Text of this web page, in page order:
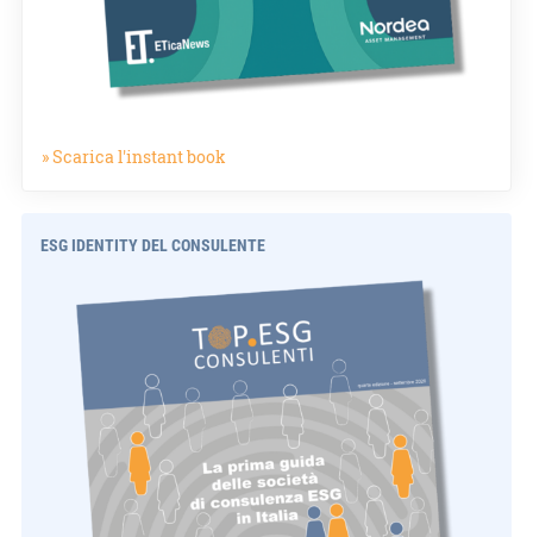
» Scarica l'instant book
ESG IDENTITY DEL CONSULENTE